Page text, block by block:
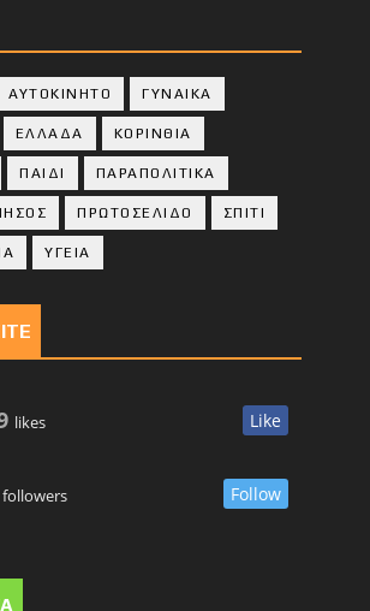
ΑΥΤΟΚΙΝΗΤΟ ΓΥΝΑΙΚΑ
ΕΛΛΑΔΑ ΚΟΡΙΝΘΙΑ
ΠΑΙΔΙ ΠΑΡΑΠΟΛΙΤΙΚΑ
ΠΡΩΤΟΣΕΛΙΔΟ ΣΠΙΤΙ
ΥΓΕΙΑ
likes Like
followers Follow